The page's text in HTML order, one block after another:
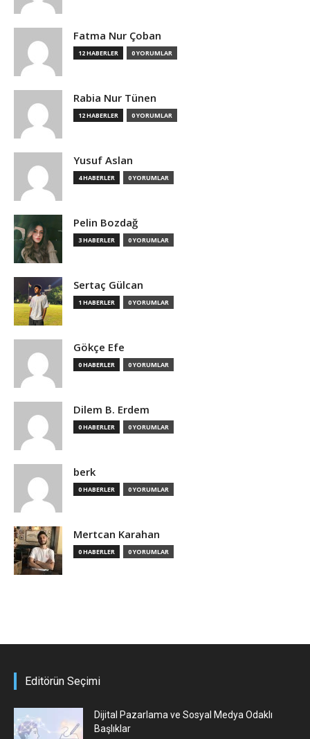
Fatma Nur Çoban
12 HABERLER 0 YORUMLAR
Rabia Nur Tünen
12 HABERLER 0 YORUMLAR
Yusuf Aslan
4 HABERLER 0 YORUMLAR
Pelin Bozdağ
3 HABERLER 0 YORUMLAR
Sertaç Gülcan
1 HABERLER 0 YORUMLAR
Gökçe Efe
0 HABERLER 0 YORUMLAR
Dilem B. Erdem
0 HABERLER 0 YORUMLAR
berk
0 HABERLER 0 YORUMLAR
Mertcan Karahan
0 HABERLER 0 YORUMLAR
Editörün Seçimi
Dijital Pazarlama ve Sosyal Medya Odaklı
Başlıklar